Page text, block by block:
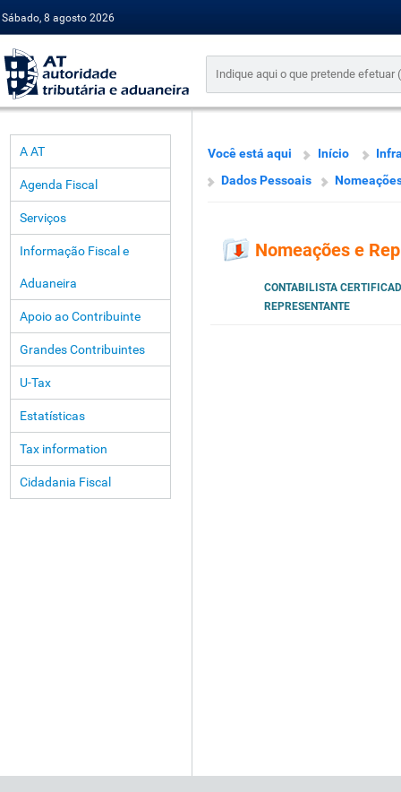
Sábado, 8 agosto 2026
A AT
Agenda Fiscal
Serviços
Informação Fiscal e
Aduaneira
Apoio ao Contribuinte
Grandes Contribuintes
U-Tax
Estatísticas
Tax information
Cidadania Fiscal
Você está aqui Início
Dados Pessoais
Nomeações e
CONTABILISTA
REPRESENTANTE